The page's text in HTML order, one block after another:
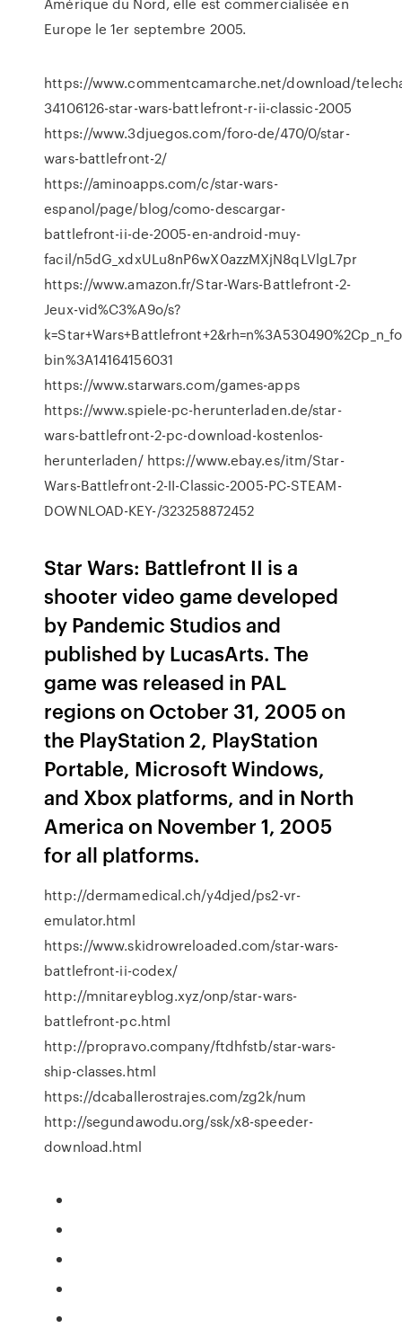
Europe le 1er septembre 2005.
https://www.commentcamarche.net/download/
34106126-star-wars-battlefront-r-ii-classic-2005
https://www.3djuegos.com/foro-de/470/0/star-
wars-battlefront-2/
https://aminoapps.com/c/star-wars-
espanol/page/blog/como-descargar-
battlefront-ii-de-2005-en-android-muy-
facil/n5dG_xdxULu8nP6wX0azzMXjN8qLVlgL7pr
https://www.amazon.fr/Star-Wars-Battlefront-2-
Jeux-vid%C3%A9o/s?
bin%3A14164156031
https://www.starwars.com/games-apps
https://www.spiele-pc-herunterladen.de/star-
wars-battlefront-2-pc-download-kostenlos-
herunterladen/ https://www.ebay.es/itm/Star-
Wars-Battlefront-2-II-Classic-2005-PC-STEAM-
DOWNLOAD-KEY-/323258872452
Star Wars: Battlefront II is a
shooter video game developed
by Pandemic Studios and
published by LucasArts. The
game was released in PAL
regions on October 31, 2005 on
the PlayStation 2, PlayStation
Portable, Microsoft Windows,
and Xbox platforms, and in North
America on November 1, 2005
for all platforms.
http://dermamedical.ch/y4djed/ps2-vr-
emulator.html
https://www.skidrowreloaded.com/star-wars-
battlefront-ii-codex/
http://mnitareyblog.xyz/onp/star-wars-
battlefront-pc.html
http://propravo.company/ftdhfstb/star-wars-
ship-classes.html
https://dcaballerostrajes.com/zg2k/num
http://segundawodu.org/ssk/x8-speeder-
download.html